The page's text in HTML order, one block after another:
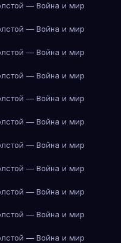
— Война и мир
— Война и мир
— Война и мир
— Война и мир
— Война и мир
— Война и мир
— Война и мир
— Война и мир
— Война и мир
— Война и мир
— Война и мир